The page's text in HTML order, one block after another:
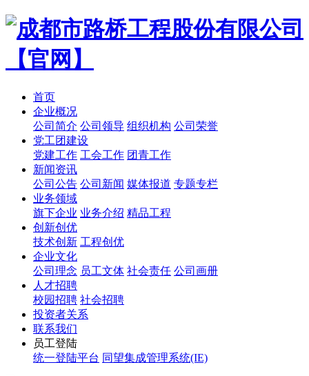
首页
企业概况
公司简介 公司领导 组织机构 公司荣誉
党工团建设
党建工作 工会工作 团青工作
新闻资讯
公司公告 公司新闻 媒体报道 专题专栏
业务领域
旗下企业 业务介绍 精品工程
创新创优
技术创新 工程创优
企业文化
公司理念 员工文体 社会责任 公司画册
人才招聘
校园招聘 社会招聘
投资者关系
联系我们
员工登陆
统一登陆平台 同望集成管理系统(IE)